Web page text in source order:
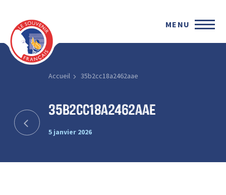
MENU
Accueil 35b2cc18a2462aae
35b2cc18a2462aae
5 janvier 2026